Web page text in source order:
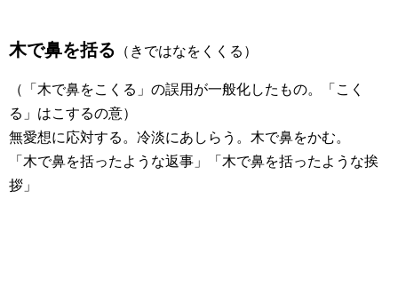
木で鼻を括る （きではなをくくる）
（「木で鼻をこくる」の誤用が一般化したもの。「こく
る」はこするの意）
無愛想に応対する。冷淡にあしらう。木で鼻をかむ。
「木で鼻を括ったような返事」「木で鼻を括ったような挨
拶」